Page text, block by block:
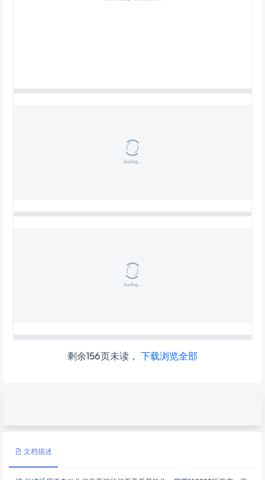
剩余156页未读， 下载浏览全部
文档描述